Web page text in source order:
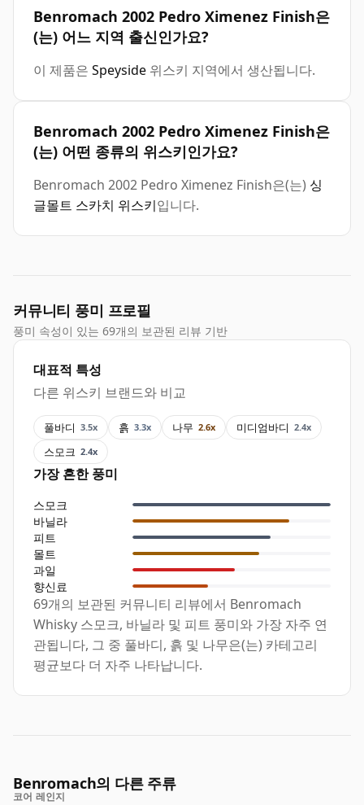
Benromach 2002 Pedro Ximenez Finish은
(는) 어느 지역 출신인가요?
이 제품은 Speyside 위스키 지역에서 생산됩니다.
Benromach 2002 Pedro Ximenez Finish은
(는) 어떤 종류의 위스키인가요?
Benromach 2002 Pedro Ximenez Finish은(는) 싱
글몰트 스카치 위스키입니다.
커뮤니티 풍미 프로필
풍미 속성이 있는 69개의 보관된 리뷰 기반
대표적 특성
다른 위스키 브랜드와 비교
풀바디 3.5x 흙 3.3x 나무 2.6x 미디엄바디 2.4x
스모크 2.4x
가장 흔한 풍미
스모크
바닐라
피트
몰트
과일
향신료
69개의 보관된 커뮤니티 리뷰에서 Benromach
Whisky 스모크, 바닐라 및 피트 풍미와 가장 자주 연
관됩니다, 그 중 풀바디, 흙 및 나무은(는) 카테고리
평균보다 더 자주 나타납니다.
Benromach의 다른 주류
코어 레인지